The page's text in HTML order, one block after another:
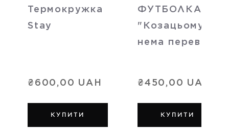
Термокружка
Stay
₴600,00 UAH
КУПИТИ
ФУТБОЛКА
"Козацьому
нема переводу"
₴450,00 UAH
КУПИТИ